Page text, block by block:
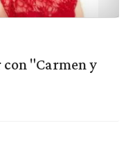
"Carmen y